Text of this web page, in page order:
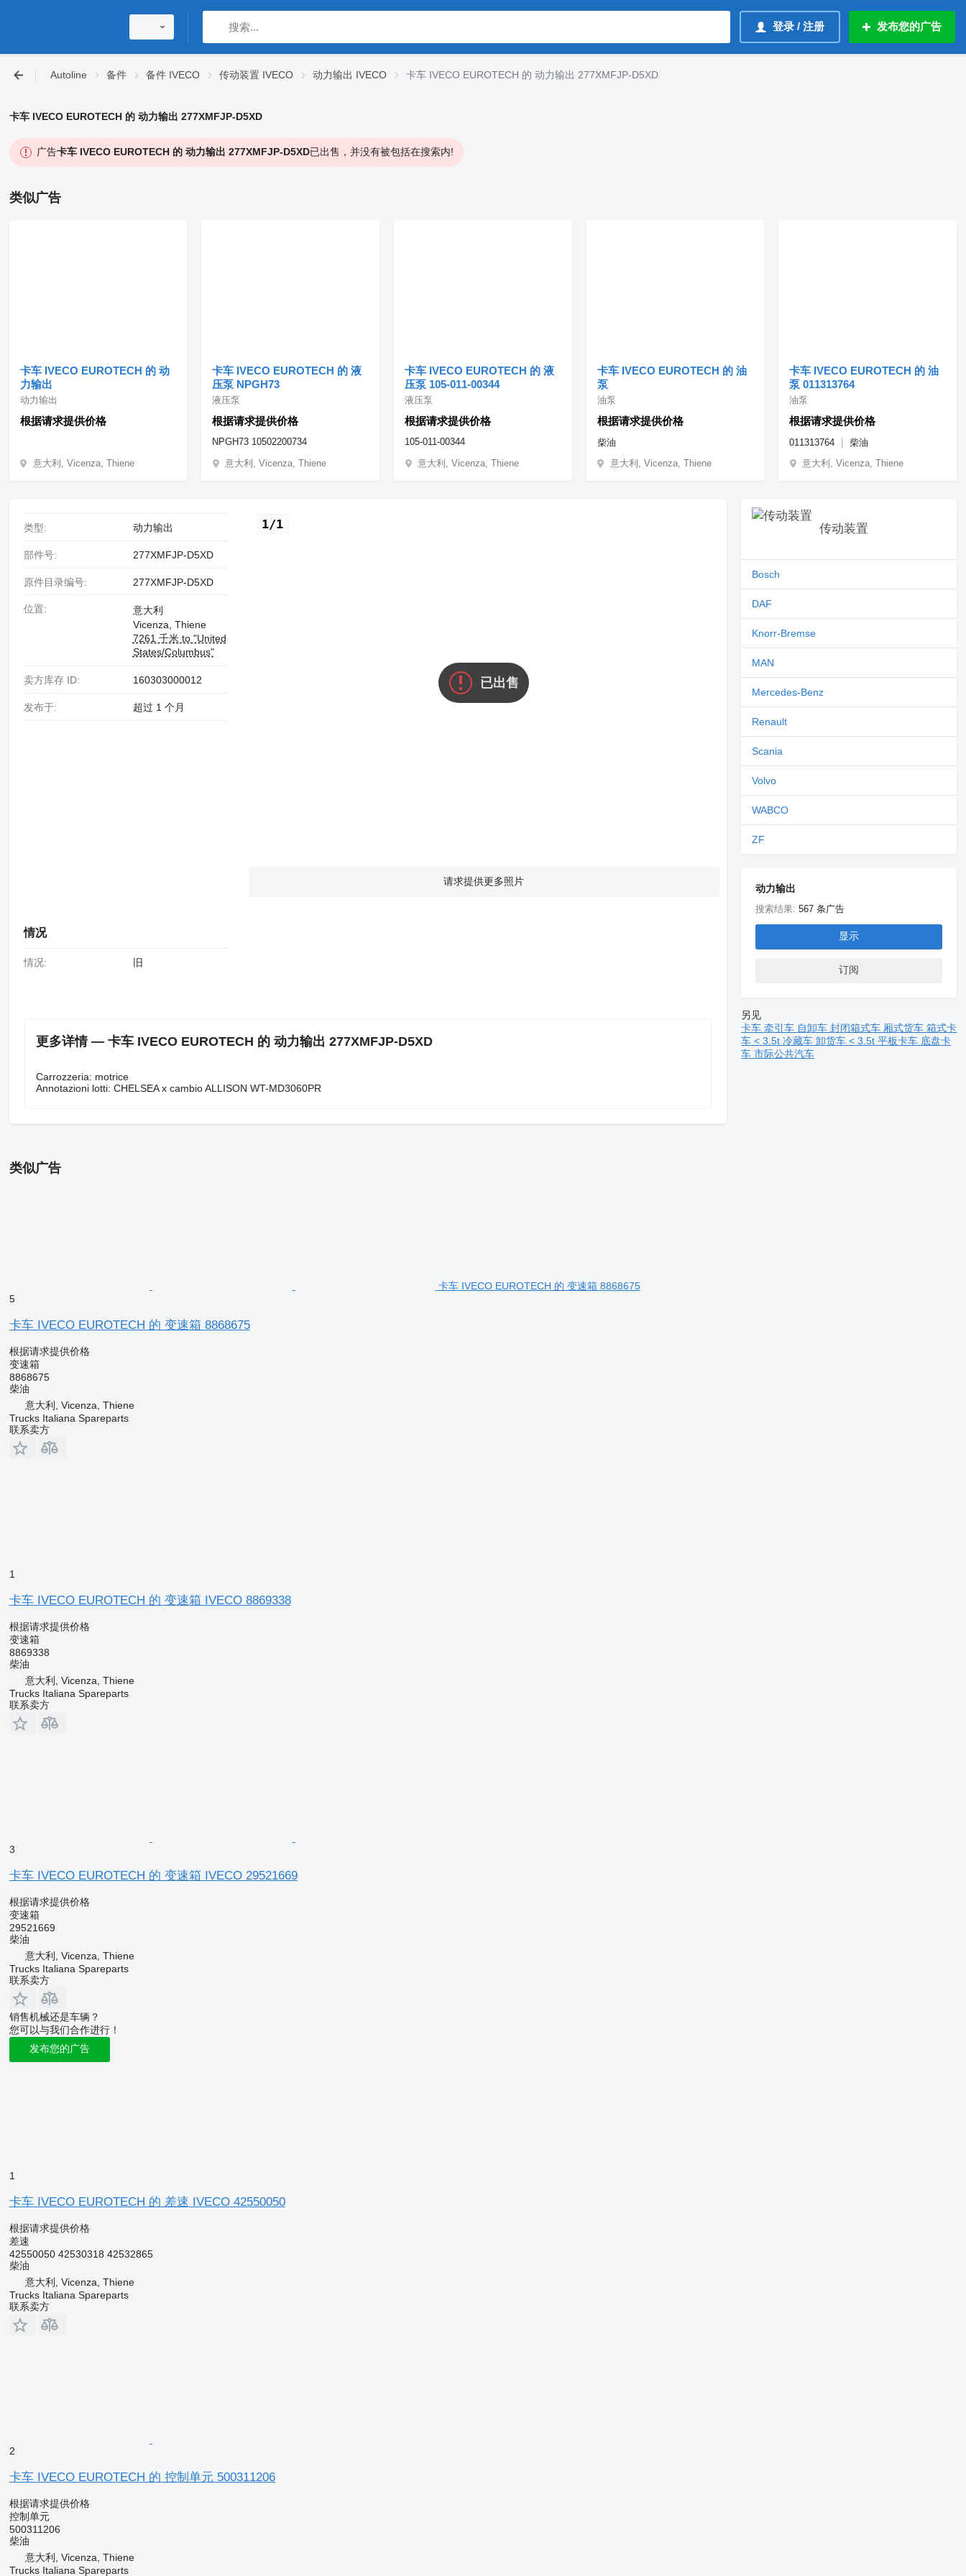
登录 / 注册 发布您的广告
Autoline 备件 备件 IVECO 传动装置 IVECO 动力输出 IVECO 卡车 IVECO EUROTECH 的 动力输出 277XMFJP-D5XD
卡车 IVECO EUROTECH 的 动力输出 277XMFJP-D5XD
广告卡车 IVECO EUROTECH 的 动力输出 277XMFJP-D5XD已出售，并没有被包括在搜索内!
类似广告
卡车 IVECO EUROTECH 的 动
力输出
根据请求提供价格
动力输出
意大利, Vicenza, Thiene
卡车 IVECO EUROTECH 的 液
压泵 NPGH73
根据请求提供价格
液压泵
NPGH73 10502200734
意大利, Vicenza, Thiene
卡车 IVECO EUROTECH 的 液
压泵 105-011-00344
根据请求提供价格
液压泵
105-011-00344
意大利, Vicenza, Thiene
卡车 IVECO EUROTECH 的 油
泵
根据请求提供价格
油泵
柴油
意大利, Vicenza, Thiene
卡车 IVECO EUROTECH 的 油
泵 011313764
根据请求提供价格
油泵
011313764
柴油
意大利, Vicenza, Thiene
已出售
1/1
请求提供更多照片
类型: 动力输出
部件号: 277XMFJP-D5XD
原件目录编号: 277XMFJP-D5XD
位置:
意大利
Vicenza, Thiene
7261 千米 to "United
States/Columbus"
卖方库存 ID: 160303000012
发布于: 超过 1 个月
情况
情况: 旧
更多详情 — 卡车 IVECO EUROTECH 的 动力输出 277XMFJP-D5XD
Carrozzeria: motrice
Annotazioni lotti: CHELSEA x cambio ALLISON WT-MD3060PR
传动装置
Bosch
DAF
Knorr-Bremse
MAN
Mercedes-Benz
Renault
Scania
Volvo
WABCO
ZF
动力输出
搜索结果:567 条广告
显示
订阅
另见
卡车牵引车 自卸车封闭箱式车 厢式货车箱式卡
车 < 3.5t冷藏车卸货车 < 3.5t平板卡车 底盘卡
车市际公共汽车
类似广告
卡车 IVECO EUROTECH 的 变速箱 8868675
5
卡车 IVECO EUROTECH 的 变速箱 8868675
根据请求提供价格
变速箱
8868675
柴油
意大利, Vicenza, Thiene
Trucks Italiana Spareparts
联系卖方
1
卡车 IVECO EUROTECH 的 变速箱 IVECO 8869338
根据请求提供价格
变速箱
8869338
柴油
意大利, Vicenza, Thiene
Trucks Italiana Spareparts
联系卖方
3
卡车 IVECO EUROTECH 的 变速箱 IVECO 29521669
根据请求提供价格
变速箱
29521669
柴油
意大利, Vicenza, Thiene
Trucks Italiana Spareparts
联系卖方
销售机械还是车辆？
您可以与我们合作进行！
发布您的广告
1
卡车 IVECO EUROTECH 的 差速 IVECO 42550050
根据请求提供价格
差速
42550050 42530318 42532865
柴油
意大利, Vicenza, Thiene
Trucks Italiana Spareparts
联系卖方
2
卡车 IVECO EUROTECH 的 控制单元 500311206
根据请求提供价格
控制单元
500311206
柴油
意大利, Vicenza, Thiene
Trucks Italiana Spareparts